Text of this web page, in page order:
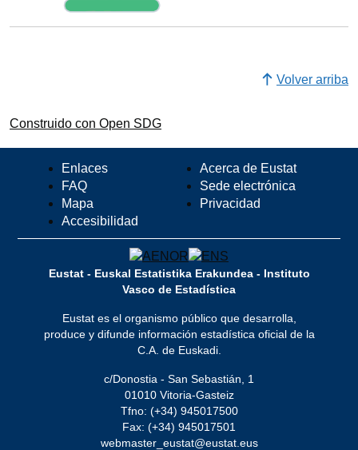
Seguimiento
Volver arriba
Construido con Open SDG
Enlaces
FAQ
Mapa
Accesibilidad
Acerca de Eustat
Sede electrónica
Privacidad
Eustat - Euskal Estatistika Erakundea - Instituto
Vasco de Estadística
Eustat es el organismo público que desarrolla,
produce y difunde información estadística oficial de la
C.A. de Euskadi.
c/Donostia - San Sebastián, 1
01010 Vitoria-Gasteiz
Tfno: (+34) 945017500
Fax: (+34) 945017501
webmaster_eustat@eustat.eus